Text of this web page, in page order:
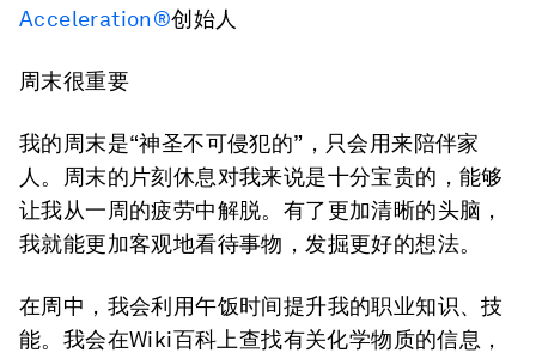
Acceleration®创始人
周末很重要
我的周末是“神圣不可侵犯的”，只会用来陪伴家
人。周末的片刻休息对我来说是十分宝贵的，能够
让我从一周的疲劳中解脱。有了更加清晰的头脑，
我就能更加客观地看待事物，发掘更好的想法。
在周中，我会利用午饭时间提升我的职业知识、技
能。我会在Wiki百科上查找有关化学物质的信息，